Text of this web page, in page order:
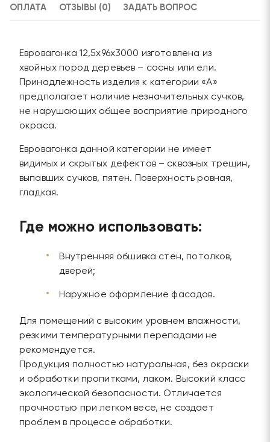
ОПЛАТА ОТЗЫВЫ (0) ЗАДАТЬ ВОПРОС
Евровагонка 12,5х96х3000 изготовлена из
хвойных пород деревьев – сосны или ели.
Принадлежность изделия к категории «А»
предполагает наличие незначительных сучков,
не нарушающих общее восприятие природного
окраса.
Евровагонка данной категории не имеет
видимых и скрытых дефектов – сквозных трещин,
выпавших сучков, пятен. Поверхность ровная,
гладкая.
Где можно использовать:
Внутренняя обшивка стен, потолков,
дверей;
Наружное оформление фасадов.
Для помещений с высоким уровнем влажности,
резкими температурными перепадами не
рекомендуется.
Продукция полностью натуральная, без окраски
и обработки пропитками, лаком. Высокий класс
экологической безопасности. Отличается
прочностью при легком весе, не создает
проблем в процессе обработки.